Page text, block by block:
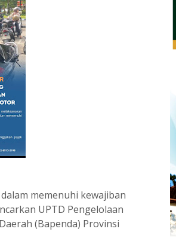
memenuhi kewajiban
UPTD Pengelolaan
(Bapenda) Provinsi